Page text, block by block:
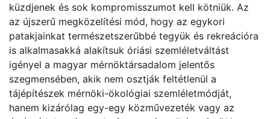
küzdjenek és sok kompromisszumot kell kötniük. Az
az újszerű megközelítési mód, hogy az egykori
patakjainkat természetszerűbbé tegyük és rekreációra
is alkalmasakká alakítsuk óriási szemléletváltást
igényel a magyar mérnöktársadalom jelentős
szegmensében, akik nem osztják feltétlenül a
tájépítészek mérnöki-ökológiai szemléletmódját,
hanem kizárólag egy-egy közművezeték vagy az